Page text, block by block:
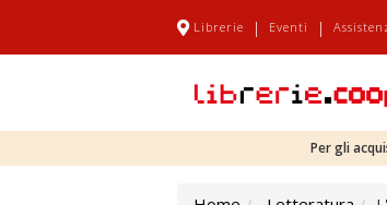
Librerie | Eventi |
Per gli